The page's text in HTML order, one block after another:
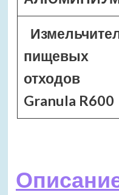
пищевых
отходов
Granula R600